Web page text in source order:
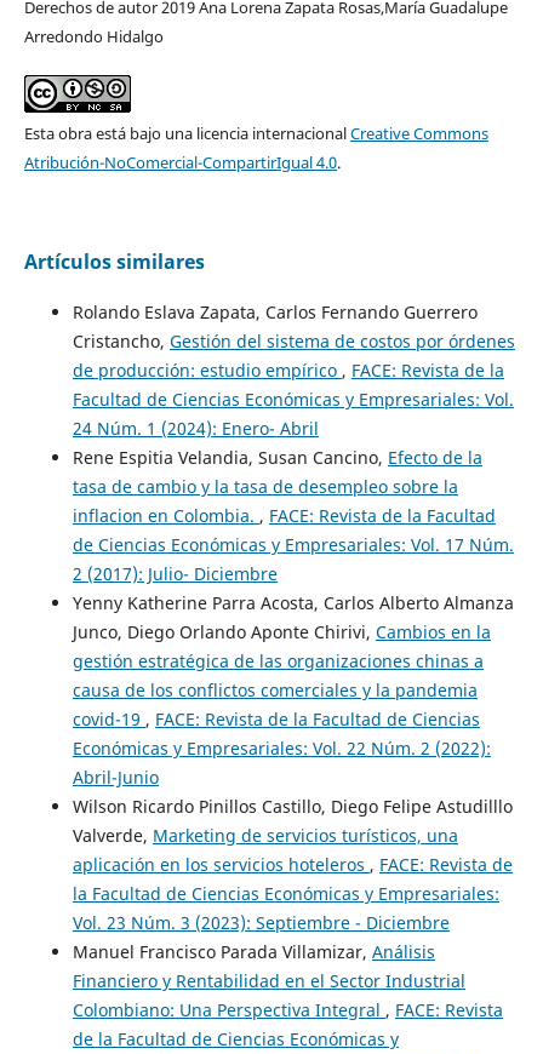
Derechos de autor 2019 Ana Lorena Zapata Rosas,María Guadalupe
Arredondo Hidalgo
Esta obra está bajo una licencia internacionalCreative Commons
Atribución-NoComercial-CompartirIgual 4.0.
Artículos similares
Rolando Eslava Zapata, Carlos Fernando Guerrero
Cristancho, Gestión del sistema de costos por órdenes
de producción: estudio empírico , FACE: Revista de la
Facultad de Ciencias Económicas y Empresariales: Vol.
24 Núm. 1 (2024): Enero- Abril
Rene Espitia Velandia, Susan Cancino, Efecto de la
tasa de cambio y la tasa de desempleo sobre la
inflacion en Colombia. , FACE: Revista de la Facultad
de Ciencias Económicas y Empresariales: Vol. 17 Núm.
2 (2017): Julio- Diciembre
Yenny Katherine Parra Acosta, Carlos Alberto Almanza
Junco, Diego Orlando Aponte Chirivi, Cambios en la
gestión estratégica de las organizaciones chinas a
causa de los conflictos comerciales y la pandemia
covid-19 , FACE: Revista de la Facultad de Ciencias
Económicas y Empresariales: Vol. 22 Núm. 2 (2022):
Abril-Junio
Wilson Ricardo Pinillos Castillo, Diego Felipe Astudilllo
Valverde, Marketing de servicios turísticos, una
aplicación en los servicios hoteleros , FACE: Revista de
la Facultad de Ciencias Económicas y Empresariales:
Vol. 23 Núm. 3 (2023): Septiembre - Diciembre
Manuel Francisco Parada Villamizar, Análisis
Financiero y Rentabilidad en el Sector Industrial
Colombiano: Una Perspectiva Integral , FACE: Revista
de la Facultad de Ciencias Económicas y